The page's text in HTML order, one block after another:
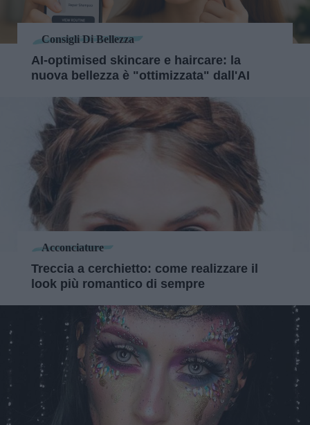
Consigli Di Bellezza
AI‑optimised skincare e haircare: la
nuova bellezza è "ottimizzata" dall'AI
Acconciature
Treccia a cerchietto: come realizzare il
look più romantico di sempre